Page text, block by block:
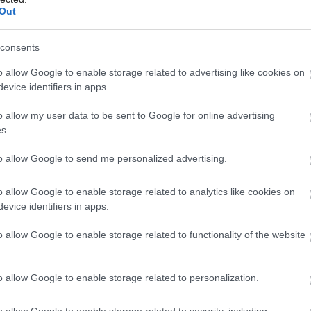
allow Google to enable storage related to advertising like cookies on
identifiers in apps.
allow my user data to be sent to Google for online advertising
allow Google to send me personalized advertising.
allow Google to enable storage related to analytics like cookies on
identifiers in apps.
allow Google to enable storage related to functionality of the website
allow Google to enable storage related to personalization.
Hoci je jeho pestovanie ako izbovej
ho vnútri použiť napríklad ako
do ovzdušia jemnú mentolovú
cesty. Vetvičky skúste zavesiť
netradičnú dekoráciu.